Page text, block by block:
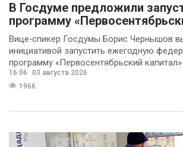
В Госдуме предложили
программу
Вице‑спикер Госдумы Борис Чернышов
инициативой запустить ежегодную
программу «Первосентябрьский
предполагает
16:06
03 августа 2026
1966